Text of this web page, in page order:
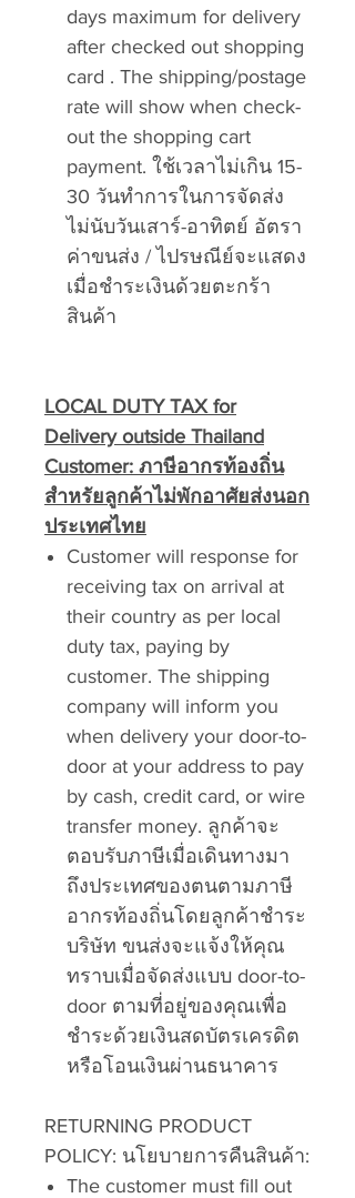
days maximum for delivery
after checked out shopping
card . The shipping/postage
rate will show when check-
out the shopping cart
payment. ใช้เวลาไม่เกิน 15-
30 วันทำการในการจัดส่ง
ไม่นับวันเสาร์-อาทิตย์ อัตรา
ค่าขนส่ง / ไปรษณีย์จะแสดง
เมื่อชำระเงินด้วยตะกร้า
สินค้า
LOCAL DUTY TAX for
Delivery outside Thailand
Customer: ภาษีอากรท้องถิ่น
สำหรัยลูกค้าไม่พักอาศัยส่งนอก
ประเทศไทย
Customer will response for
receiving tax on arrival at
their country as per local
duty tax, paying by
customer. The shipping
company will inform you
when delivery your door-to-
door at your address to pay
by cash, credit card, or wire
transfer money. ลูกค้าจะ
ตอบรับภาษีเมื่อเดินทางมา
ถึงประเทศของตนตามภาษี
อากรท้องถิ่นโดยลูกค้าชำระ
บริษัท ขนส่งจะแจ้งให้คุณ
ทราบเมื่อจัดส่งแบบ door-to-
door ตามที่อยู่ของคุณเพื่อ
ชำระด้วยเงินสดบัตรเครดิต
หรือโอนเงินผ่านธนาคาร
RETURNING PRODUCT
POLICY: นโยบายการคืนสินค้า:
The customer must fill out